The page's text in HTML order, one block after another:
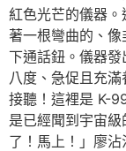
紅色光芒的儀器
著一根彎曲的、
下通話鈕。儀器
八度、急促且充
接聽！這裡是 K-
是已經聞到宇宙
了！馬上！」廖